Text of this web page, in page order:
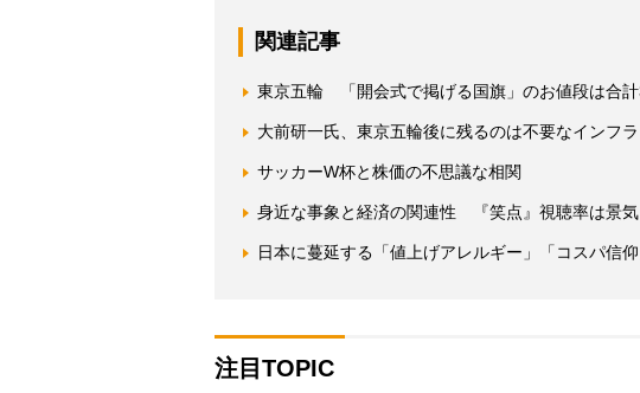
関連記事
東京五輪 「開会式で掲げる国旗」のお値段は合計
大前研一氏、東京五輪後に残るのは不要なインフ
サッカーW杯と株価の不思議な相関
身近な事象と経済の関連性 『笑点』視聴率は景気
日本に蔓延する「値上げアレルギー」「コスパ信
注目TOPIC